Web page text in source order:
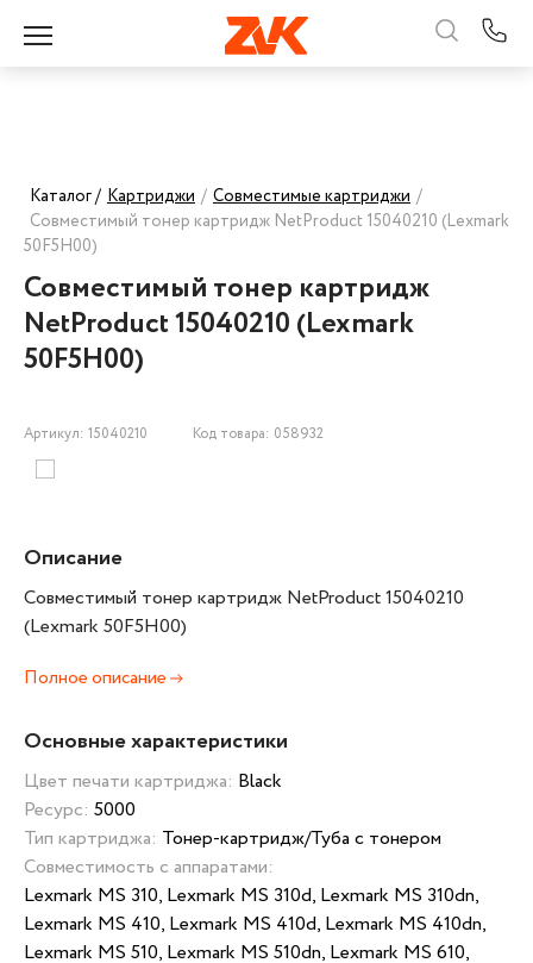
Каталог / Картриджи / Совместимые картриджи /
Совместимый тонер картридж NetProduct 15040210 (Lexmark
50F5H00)
Совместимый тонер картридж
NetProduct 15040210 (Lexmark
50F5H00)
Артикул: 15040210 Код товара: 058932
Описание
Совместимый тонер картридж NetProduct 15040210
(Lexmark 50F5H00)
Полное описание
Основные характеристики
Цвет печати картриджа: Black
Ресурс: 5000
Тип картриджа: Тонер-картридж/Туба с тонером
Совместимость с аппаратами:
Lexmark MS 310, Lexmark MS 310d, Lexmark MS 310dn,
Lexmark MS 410, Lexmark MS 410d, Lexmark MS 410dn,
Lexmark MS 510, Lexmark MS 510dn, Lexmark MS 610,